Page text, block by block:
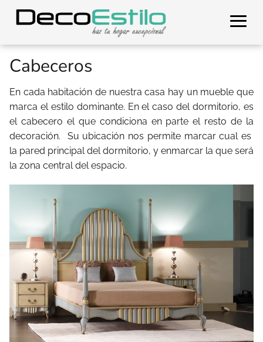
Cabeceros
En cada habitación de nuestra casa hay un mueble que
marca el estilo dominante. En el caso del dormitorio, es
el cabecero el que condiciona en parte el resto de la
decoración. Su ubicación nos permite marcar cual es
la pared principal del dormitorio, y enmarcar la que será
la zona central del espacio.